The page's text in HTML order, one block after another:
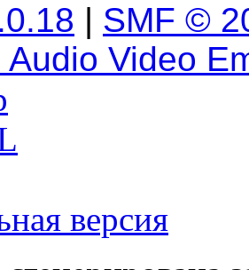
| SMF ©
Audio Video
версия